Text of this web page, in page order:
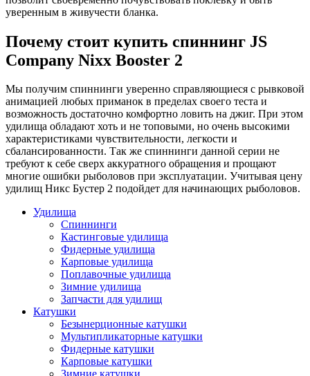
уверенным в живучести бланка.
Почему стоит купить спиннинг JS
Company Nixx Booster 2
Мы получим спиннинги уверенно справляющиеся с рывковой
анимацией любых приманок в пределах своего теста и
возможность достаточно комфортно ловить на джиг. При этом
удилища обладают хоть и не топовыми, но очень высокими
характеристиками чувствительности, легкости и
сбалансированности. Так же спиннинги данной серии не
требуют к себе сверх аккуратного обращения и прощают
многие ошибки рыболовов при эксплуатации. Учитывая цену
удилищ Никс Бустер 2 подойдет для начинающих рыболовов.
Удилища
Спиннинги
Кастинговые удилища
Фидерные удилища
Карповые удилища
Поплавочные удилища
Зимние удилища
Запчасти для удилищ
Катушки
Безынерционные катушки
Мультипликаторные катушки
Фидерные катушки
Карповые катушки